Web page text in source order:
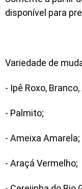
disponível para
Variedade de
- Ipê Roxo,
- Palmito;
- Ameixa Amarela;
- Araçá Vermelho;